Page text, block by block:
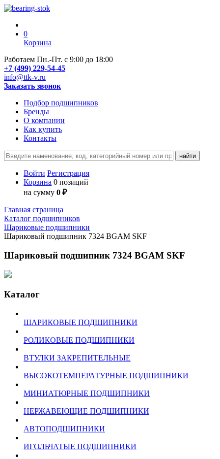
0
Корзина
Работаем Пн.-Пт. с 9:00 до 18:00
+7 (499) 229-54-45
info@ttk-v.ru
Заказать звонок
Подбор подшипников
Бренды
О компании
Как купить
Контакты
Войти Регистрация
Корзина 0 позиций
на сумму 0 ₽
Главная страница
Каталог подшипников
Шариковые подшипники
Шариковый подшипник 7324 BGAM SKF
Шариковый подшипник 7324 BGAM SKF
Каталог
ШАРИКОВЫЕ ПОДШИПНИКИ
РОЛИКОВЫЕ ПОДШИПНИКИ
ВТУЛКИ ЗАКРЕПИТЕЛЬНЫЕ
ВЫСОКОТЕМПЕРАТУРНЫЕ ПОДШИПНИКИ
МИНИАТЮРНЫЕ ПОДШИПНИКИ
НЕРЖАВЕЮЩИЕ ПОДШИПНИКИ
АВТОПОДШИПНИКИ
ИГОЛЬЧАТЫЕ ПОДШИПНИКИ